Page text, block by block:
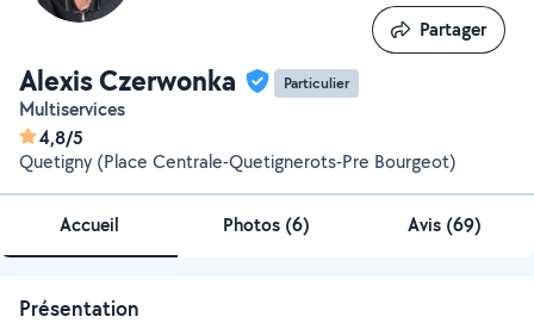
Alexis Czerwonka Particulier
Multiservices
4,8/5
Quetigny (Place Centrale-Quetignerots-Pre Bourgeot)
Partager
Partager
Accueil Photos (6) Avis (69)
Présentation